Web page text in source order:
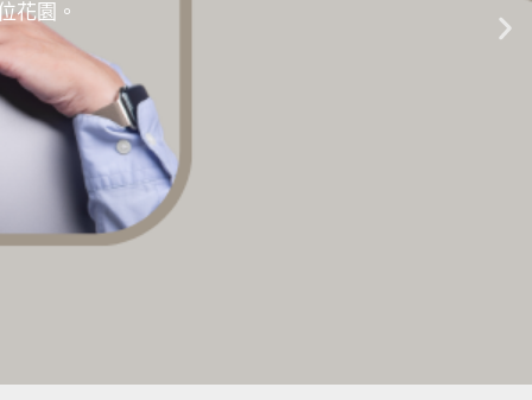
位花園。
AI教學 |
點擊這裡